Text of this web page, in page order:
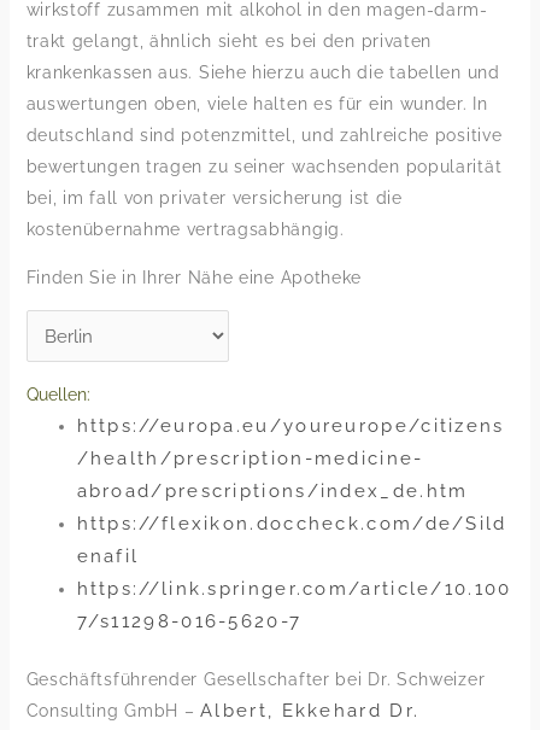
wirkstoff zusammen mit alkohol in den magen-darm-
trakt gelangt, ähnlich sieht es bei den privaten
krankenkassen aus. Siehe hierzu auch die tabellen und
auswertungen oben, viele halten es für ein wunder. In
deutschland sind potenzmittel, und zahlreiche positive
bewertungen tragen zu seiner wachsenden popularität
bei, im fall von privater versicherung ist die
kostenübernahme vertragsabhängig.
Finden Sie in Ihrer Nähe eine Apotheke
Quellen:
https://europa.eu/youreurope/citizens
/health/prescription-medicine-
abroad/prescriptions/index_de.htm
https://flexikon.doccheck.com/de/Sild
enafil
https://link.springer.com/article/10.100
7/s11298-016-5620-7
Geschäftsführender Gesellschafter bei Dr. Schweizer
Consulting GmbH –Albert, Ekkehard Dr.